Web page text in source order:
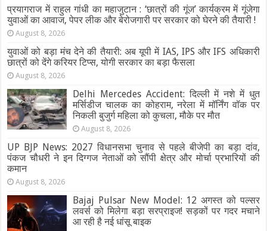
प्रयागराज में राहुल गांधी का महाजुटान : ‘छात्रों की गूंज’ कार्यक्रम में गूंजेगा
युवाओं का आवाज, पेपर लीक और बेरोजगारी पर सरकार को घेरने की तैयारी !
August 8, 2026
युवाओं को बड़ा मंच देने की तैयारी: अब यूपी में IAS, IPS और IFS अधिकारी
छात्रों को देंगे करियर टिप्स, योगी सरकार का बड़ा फैसला
August 8, 2026
Delhi Mercedes Accident: दिल्ली में नशे में धुत
मर्सिडीज चालक का कोहराम, नरेला में मॉर्निंग वॉक पर
निकली बुजुर्ग महिला को कुचला, मौके पर मौत
August 8, 2026
UP BJP News: 2027 विधानसभा चुनाव से पहले बीजेपी का बड़ा दांव,
पंकज चौधरी ने इन दिग्गज नेताओं को सौंपी क्षेत्र और मोर्चा प्रभारियों की
कमान
August 8, 2026
Bajaj Pulsar New Model: 12 अगस्त को पल्सर
लवर्स को मिलेगा बड़ा सरप्राइज! सड़कों पर गदर मचाने
आ रही है नई धांसू बाइक